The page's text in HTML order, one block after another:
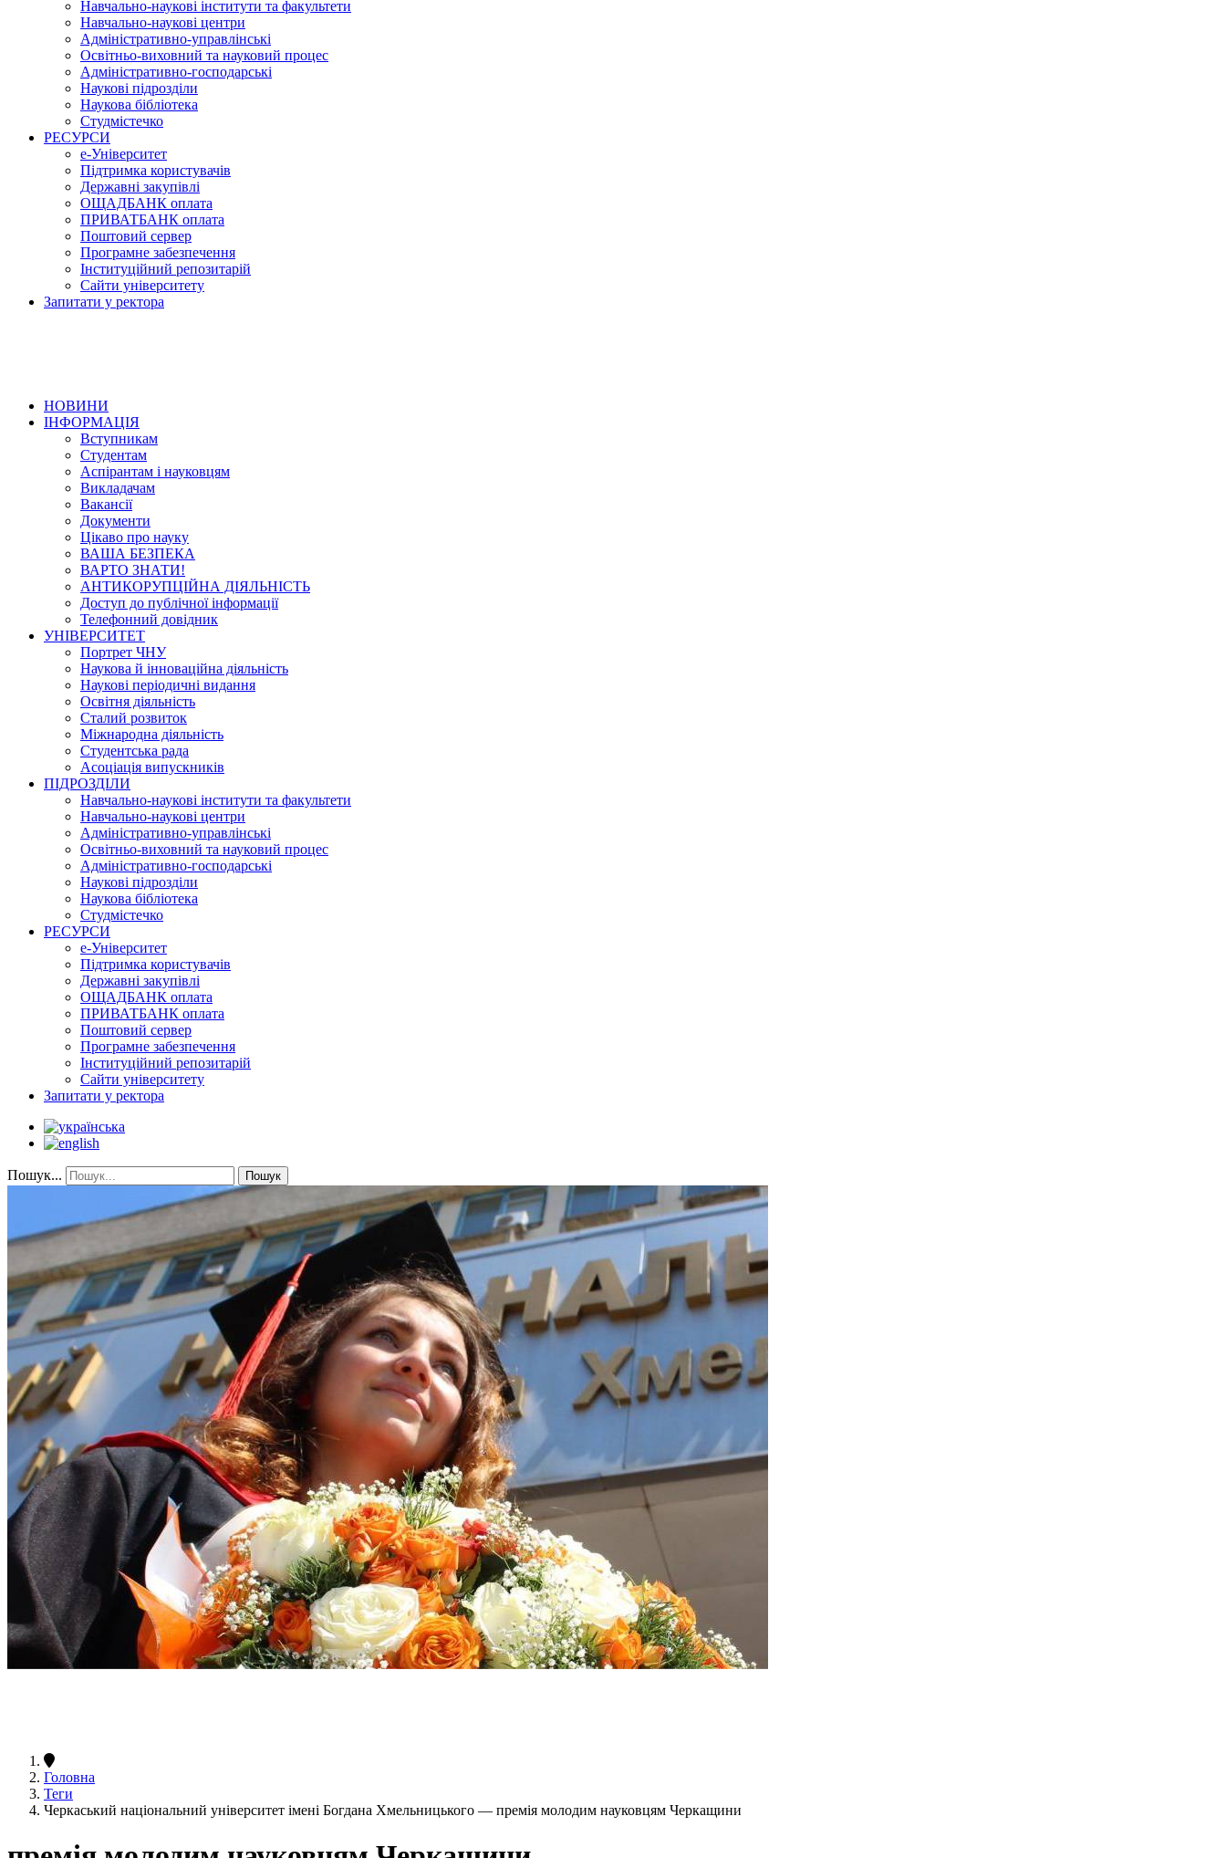
Навчально-наукові інститути та факультети
Навчально-наукові центри
Адміністративно-управлінські
Освітньо-виховний та науковий процес
Адміністративно-господарські
Наукові підрозділи
Наукова бібліотека
Студмістечко
РЕСУРСИ
е-Університет
Підтримка користувачів
Державні закупівлі
ОЩАДБАНК оплата
ПРИВАТБАНК оплата
Поштовий сервер
Програмне забезпечення
Інституційний репозитарій
Сайти університету
Запитати у ректора
НОВИНИ
ІНФОРМАЦІЯ
Вступникам
Студентам
Аспірантам і науковцям
Викладачам
Вакансії
Документи
Цікаво про науку
ВАША БЕЗПЕКА
ВАРТО ЗНАТИ!
АНТИКОРУПЦІЙНА ДІЯЛЬНІСТЬ
Доступ до публічної інформації
Телефонний довідник
УНІВЕРСИТЕТ
Портрет ЧНУ
Наукова й інноваційна діяльність
Наукові періодичні видання
Освітня діяльність
Сталий розвиток
Міжнародна діяльність
Студентська рада
Асоціація випускників
ПІДРОЗДІЛИ
Навчально-наукові інститути та факультети
Навчально-наукові центри
Адміністративно-управлінські
Освітньо-виховний та науковий процес
Адміністративно-господарські
Наукові підрозділи
Наукова бібліотека
Студмістечко
РЕСУРСИ
е-Університет
Підтримка користувачів
Державні закупівлі
ОЩАДБАНК оплата
ПРИВАТБАНК оплата
Поштовий сервер
Програмне забезпечення
Інституційний репозитарій
Сайти університету
Запитати у ректора
Пошук... Пошук
Головна
Теги
Черкаський національний університет імені Богдана Хмельницького — премія молодим науковцям Черкащини